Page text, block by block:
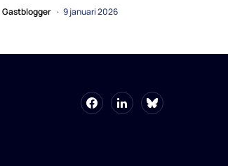
Gastblogger 9 januari 2026